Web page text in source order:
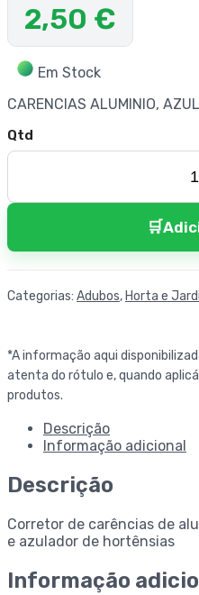
2,50 €
Em Stock
CARENCIAS ALUMINIO,
Categorias: Adubos,Horta e
*A informação aqui
atenta do rótulo e, quando
produtos.
Descrição
Informação adicional
Descrição
Corretor de carências de
e azulador de hortênsias
Informação